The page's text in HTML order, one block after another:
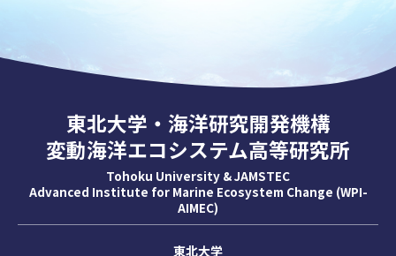
東北大学・海洋研究開発機構
変動海洋エコシステム高等研究所
Tohoku University & JAMSTEC
Advanced Institute for Marine Ecosystem Change (WPI-
AIMEC)
東北大学